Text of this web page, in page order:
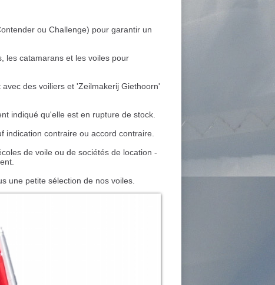
ou Challenge) pour garantir un
les catamarans et les voiles pour
des voiliers et 'Zeilmakerij Giethoorn'
indiqué qu'elle est en rupture de stock.
indication contraire ou accord contraire.
de voile ou de sociétés de location -
une petite sélection de nos voiles.